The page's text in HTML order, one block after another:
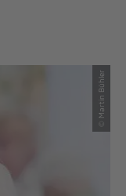
© Martin Bühler